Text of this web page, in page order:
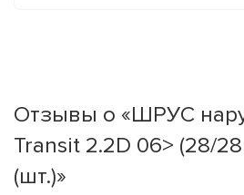
Отзывы о «ШРУС
Transit 2.2D 06> (28/
(шт.)»